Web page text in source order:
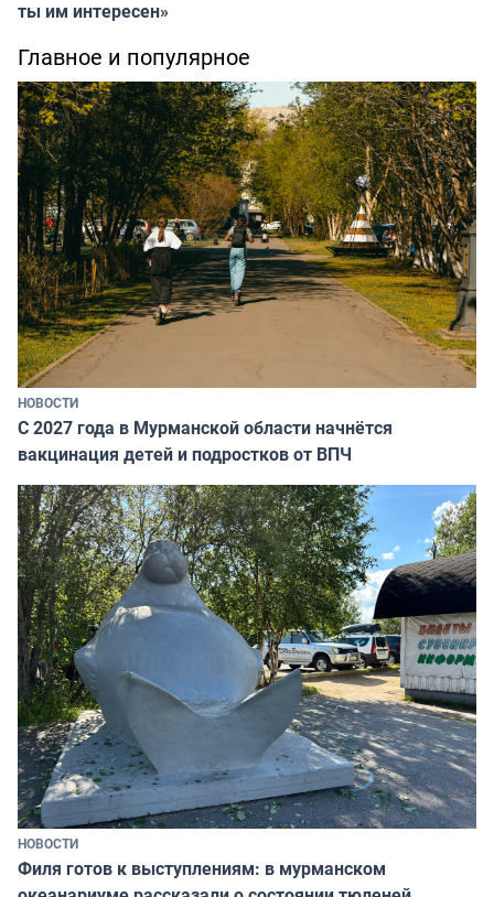
ты им интересен»
Главное и популярное
НОВОСТИ
С 2027 года в Мурманской области начнётся
вакцинация детей и подростков от ВПЧ
НОВОСТИ
Филя готов к выступлениям: в мурманском